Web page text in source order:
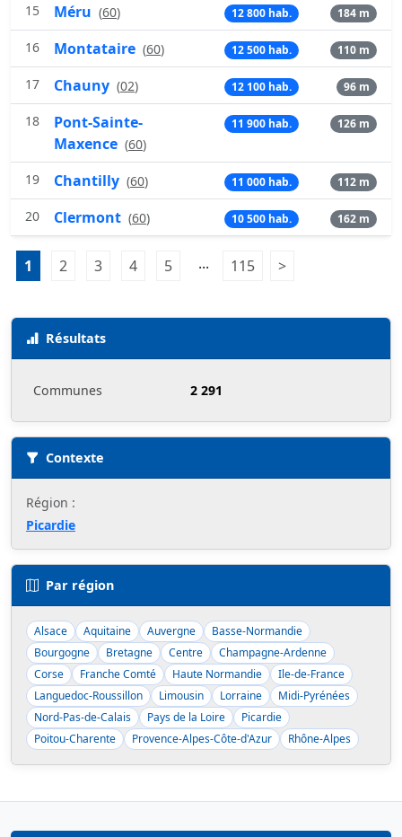
15 Méru (60) 12 800 hab. 184 m
16 Montataire (60) 12 500 hab. 110 m
17 Chauny (02) 12 100 hab. 96 m
18
Pont-Sainte-
Maxence (60)
11 900 hab. 126 m
19 Chantilly (60) 11 000 hab. 112 m
20 Clermont (60) 10 500 hab. 162 m
Pagination:
1 Page 1
2 Page 2
3 Page 3
4 Page 4
5 Page 5
... 115 Page 115
>
Résultats
Communes 2 291
Contexte
Région :
Picardie
Par région
Alsace Aquitaine Auvergne
Basse-Normandie
Bourgogne
Bretagne Centre
Champagne-Ardenne
Corse
Franche Comté Haute Normandie
Ile-de-France
Languedoc-Roussillon
Limousin Lorraine
Midi-Pyrénées
Nord-Pas-de-Calais
Pays de la Loire
Picardie
Poitou-Charente
Provence-Alpes-Côte-d'Azur Rhône-Alpes